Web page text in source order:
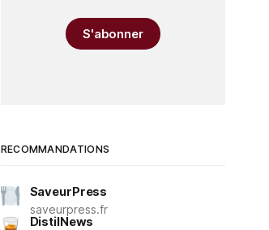
S'abonner
RECOMMANDATIONS
SaveurPress
saveurpress.fr
DistilNews